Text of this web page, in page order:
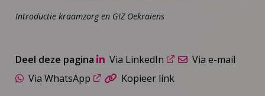
Introductie kraamzorg en GIZ Oekraiens
Deel deze pagina Via LinkedIn
Via e-mail
Via WhatsApp
Kopieer link